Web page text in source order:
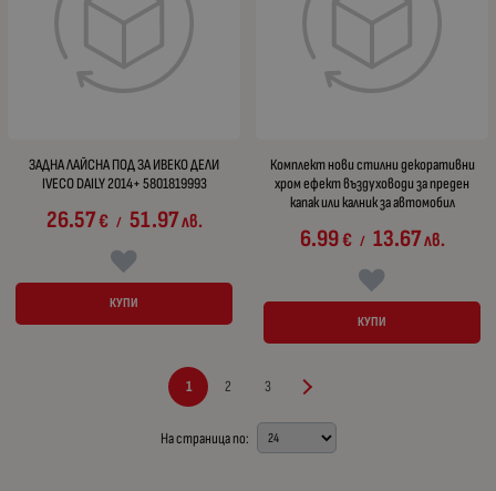
ЗАДНА ЛАЙСНА ПОД ЗА ИВЕКО ДЕЛИ
IVECO DAILY 2014+ 5801819993
26.57€ / 51.97лв.
КУПИ
Комплект нови стилни декоративни
хром ефект въздуховоди за преден
капак или калник за автомобил
6.99€ / 13.67лв.
КУПИ
1 2 3
На страница по: